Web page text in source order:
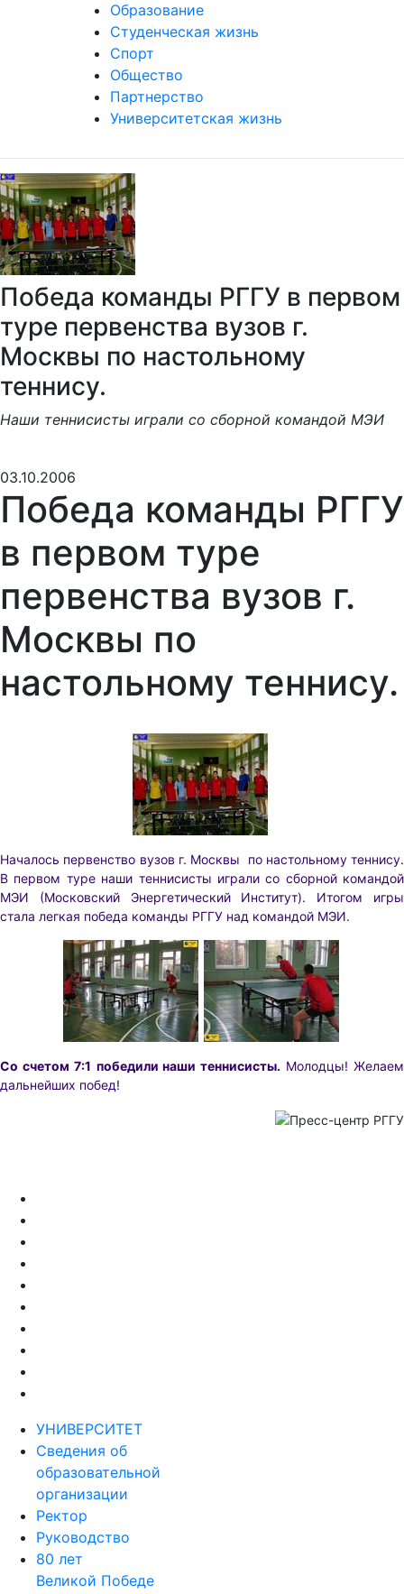
Образование
Студенческая жизнь
Спорт
Общество
Партнерство
Университетская жизнь
Победа команды РГГУ в первом
туре первенства вузов г.
Москвы по настольному
теннису.
Наши теннисисты играли со сборной командой МЭИ
03.10.2006
Победа команды РГГУ
в первом туре
первенства вузов г.
Москвы по
настольному теннису.
Началось первенство вузов г. Москвы по настольному теннису.
В первом туре наши теннисисты играли со сборной командой
МЭИ (Московский Энергетический Институт). Итогом игры
стала легкая победа команды РГГУ над командой МЭИ.
Со счетом 7:1 победили наши теннисисты. Молодцы! Желаем
дальнейших побед!
УНИВЕРСИТЕТ
Сведения об
образовательной
организации
Ректор
Руководство
80 лет
Великой Победе